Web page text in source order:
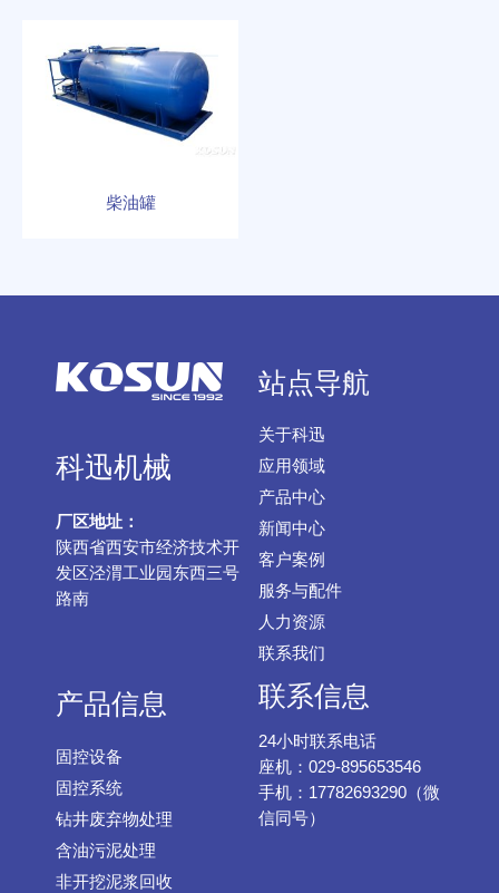
柴油罐
科迅机械
厂区地址：
陕西省西安市经济技术开
发区泾渭工业园东西三号
路南
站点导航
关于科迅
应用领域
产品中心
新闻中心
客户案例
服务与配件
人力资源
联系我们
产品信息
固控设备
固控系统
钻井废弃物处理
含油污泥处理
非开挖泥浆回收
联系信息
24小时联系电话
座机：029-895653546
手机：17782693290（微
信同号）